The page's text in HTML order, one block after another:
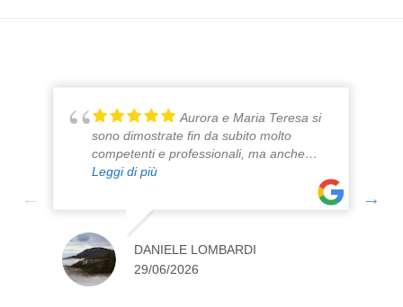
Aurora e Maria Teresa si
sono dimostrate fin da subito molto
competenti e professionali, ma anche
dotate di un approccio umano che ha
collaborazione.
Ci hanno supportato in un importante
periodo di transizione e revisione dei
processi aziendali, dimostrandosi sempre
Leggi di più
DANIELE LOMBARDI
29/06/2026